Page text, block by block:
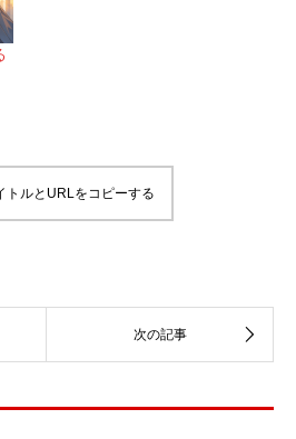
トルとURLをコピーする